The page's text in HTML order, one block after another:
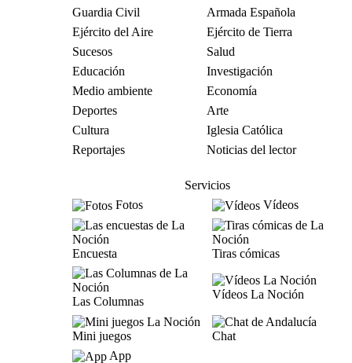
Guardia Civil
Armada Española
Ejército del Aire
Ejército de Tierra
Sucesos
Salud
Educación
Investigación
Medio ambiente
Economía
Deportes
Arte
Cultura
Iglesia Católica
Reportajes
Noticias del lector
Servicios
Fotos
Vídeos
Encuesta Tiras cómicas
Las Columnas
Vídeos La Noción
Mini juegos
Chat
App